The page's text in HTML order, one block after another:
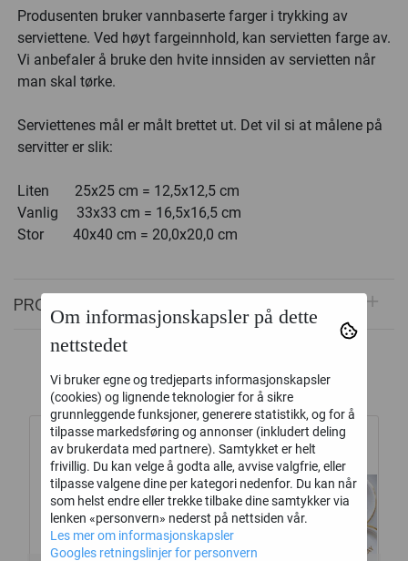
Produsenten bruker vannbaserte farger i trykking av
serviettene. Ved høyt fargeinnhold, kan servietten farge av.
Vi anbefaler å bruke den hvite innsiden av servietten når
man skal tørke.
Serviettenes mål er målt brettet ut. Det vil si at målene på
servitter er slik:
Liten 25x25 cm = 12,5x12,5 cm
Vanlig 33x33 cm = 16,5x16,5 cm
Stor 40x40 cm = 20,0x20,0 cm
PRODUKTOMTALER
Alternative produkter
Om informasjonskapsler på dette
nettstedet
Vi bruker egne og tredjeparts informasjonskapsler
(cookies) og lignende teknologier for å sikre
grunnleggende funksjoner, generere statistikk, og for å
tilpasse markedsføring og annonser (inkludert deling
av brukerdata med partnere). Samtykket er helt
frivillig. Du kan velge å godta alle, avvise valgfrie, eller
tilpasse valgene dine per kategori nedenfor. Du kan når
som helst endre eller trekke tilbake dine samtykker via
lenken «personvern» nederst på nettsiden vår.
Les mer om informasjonskapsler
Googles retningslinjer for personvern